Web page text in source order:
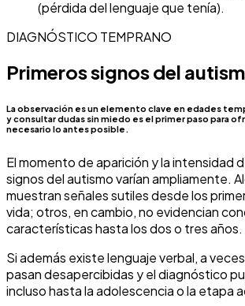
(pérdida del lenguaje que tenía).
DIAGNÓSTICO TEMPRANO
Primeros signos del
La observación es un elemento clave en edades
y consultar dudas sin miedo es el primer paso para
necesario lo antes posible.
El momento de aparición y la intensidad
signos del autismo varían ampliamente.
muestran señales sutiles desde los
vida; otros, en cambio, no evidencian
características hasta los dos o tres años.
Si además existe lenguaje verbal, a
pasan desapercibidas y el diagnóstico
incluso hasta la adolescencia o la etapa